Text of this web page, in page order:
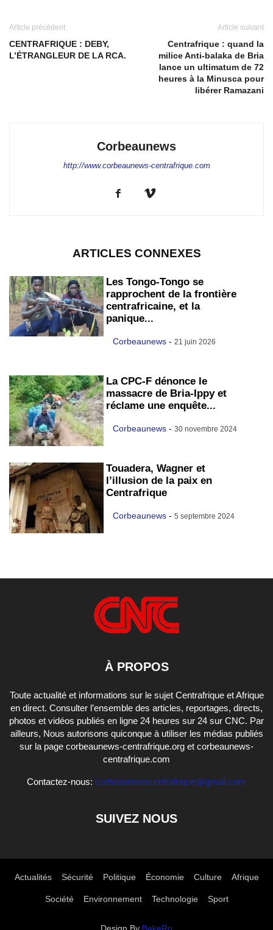
Article précédent
CENTRAFRIQUE : DEBY,
L’ÉTRANGLEUR DE LA RCA.
Article suivant
Centrafrique : quand la
milice Anti-balaka de Bria
lance un ultimatum de 72
heures à la Minusca pour
libérer Ramazani
Corbeaunews
http://www.corbeaunews-centrafrique.com
ARTICLES CONNEXES
Les Tongo-Tongo se
rapprochent de la frontière
centrafricaine, et la
panique...
Corbeaunews - 21 juin 2026
La CPC-F dénonce le
massacre de Bria-Ippy et
réclame une enquête...
Corbeaunews - 30 novembre 2024
Touadera, Wagner et
l’illusion de la paix en
Centrafrique
Corbeaunews - 5 septembre 2024
À PROPOS
Toute actualité et informations sur le sujet Centrafrique et Afrique
en direct. Consulter l’ensemble des articles, reportages, directs,
photos et vidéos publiés en ligne 24 heures sur 24 sur CNC. Par
ailleurs, Nous autorisons quiconque à utiliser les médias publiés
sur la page corbeaunews-centrafrique.org et corbeaunews-
centrafrique.com
Contactez-nous: corbeaunewscentrafrique@gmail.com
SUIVEZ NOUS
Actualités Sécurité Politique Économie Culture Afrique
Société Environnement Technologie Sport